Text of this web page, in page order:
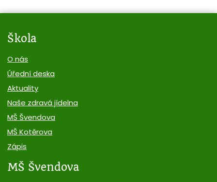
Škola
O nás
Úřední deska
Aktuality
Naše zdravá jídelna
MŠ Švendova
MŠ Kotěrova
Zápis
MŠ Švendova